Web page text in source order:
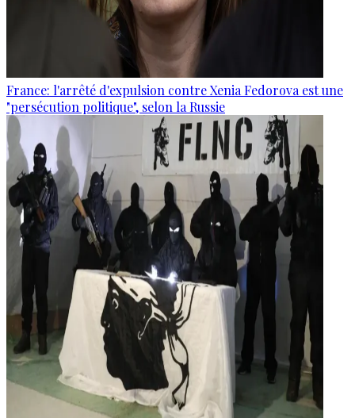
France: l'arrêté d'expulsion contre Xenia Fedorova est une
"persécution politique", selon la Russie